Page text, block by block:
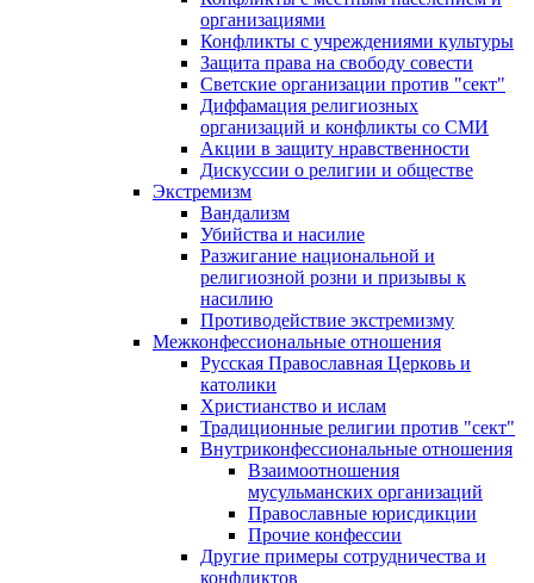
организациями
Конфликты с учреждениями культуры
Защита права на свободу совести
Светские организации против "сект"
Диффамация религиозных
организаций и конфликты со СМИ
Акции в защиту нравственности
Дискуссии о религии и обществе
Экстремизм
Вандализм
Убийства и насилие
Разжигание национальной и
религиозной розни и призывы к
насилию
Противодействие экстремизму
Межконфессиональные отношения
Русская Православная Церковь и
католики
Христианство и ислам
Традиционные религии против "сект"
Внутриконфессиональные отношения
Взаимоотношения
мусульманских организаций
Православные юрисдикции
Прочие конфессии
Другие примеры сотрудничества и
конфликтов